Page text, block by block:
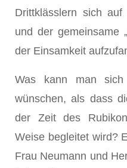
Drittklässlern sich
und der gemeinsame
der Einsamkeit
Was kann man
wünschen, als dass
der Zeit des
Weise begleitet wird?
Frau Neumann und